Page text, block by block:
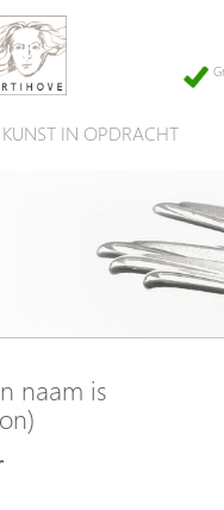
KUNST IN OPDRACHT
naam is